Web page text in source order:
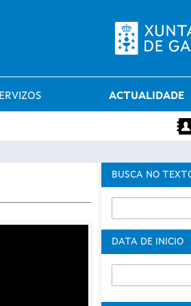
ACTUALIDADE
BUSCA NO
DATA DE INICIO
de